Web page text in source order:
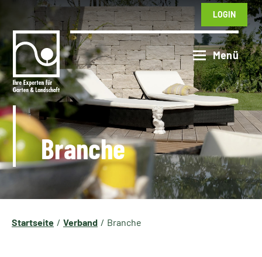
LOGIN
Branche
Startseite Verband Branche